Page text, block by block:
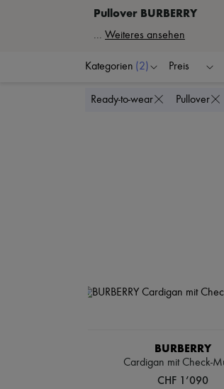
... Weiteres ansehen
Kategorien (2) Preis
Ready-to-wear Pullover
BURBERRY
Cardigan mit Check-
CHF 1’090